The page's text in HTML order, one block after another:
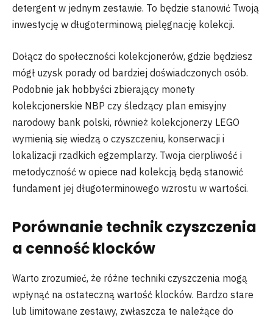
detergent w jednym zestawie. To będzie stanowić Twoją
inwestycję w długoterminową pielęgnację kolekcji.
Dołącz do społeczności kolekcjonerów, gdzie będziesz
mógł uzysk porady od bardziej doświadczonych osób.
Podobnie jak hobbyści zbierający monety
kolekcjonerskie NBP czy śledzący plan emisyjny
narodowy bank polski, również kolekcjonerzy LEGO
wymienią się wiedzą o czyszczeniu, konserwacji i
lokalizacji rzadkich egzemplarzy. Twoja cierpliwość i
metodyczność w opiece nad kolekcją będą stanowić
fundament jej długoterminowego wzrostu w wartości.
Porównanie technik czyszczenia
a cenność klocków
Warto zrozumieć, że różne techniki czyszczenia mogą
wpłynąć na ostateczną wartość klocków. Bardzo stare
lub limitowane zestawy, zwłaszcza te należące do